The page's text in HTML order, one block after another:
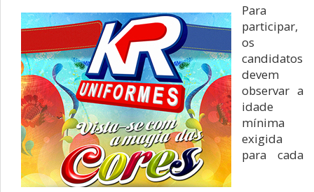
Para
participar,
os
candidatos
devem
observar a
idade
mínima
exigida
para cada